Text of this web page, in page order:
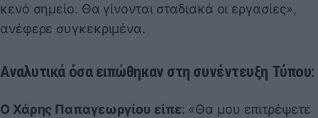
κενό σημείο. Θα γίνονται σταδιακά οι εργασίες»,
ανέφερε συγκεκριμένα.
Αναλυτικά όσα ειπώθηκαν στη συνέντευξη Τύπου:
O Χάρης Παπαγεωργίου είπε: «Θα μου επιτρέψετε